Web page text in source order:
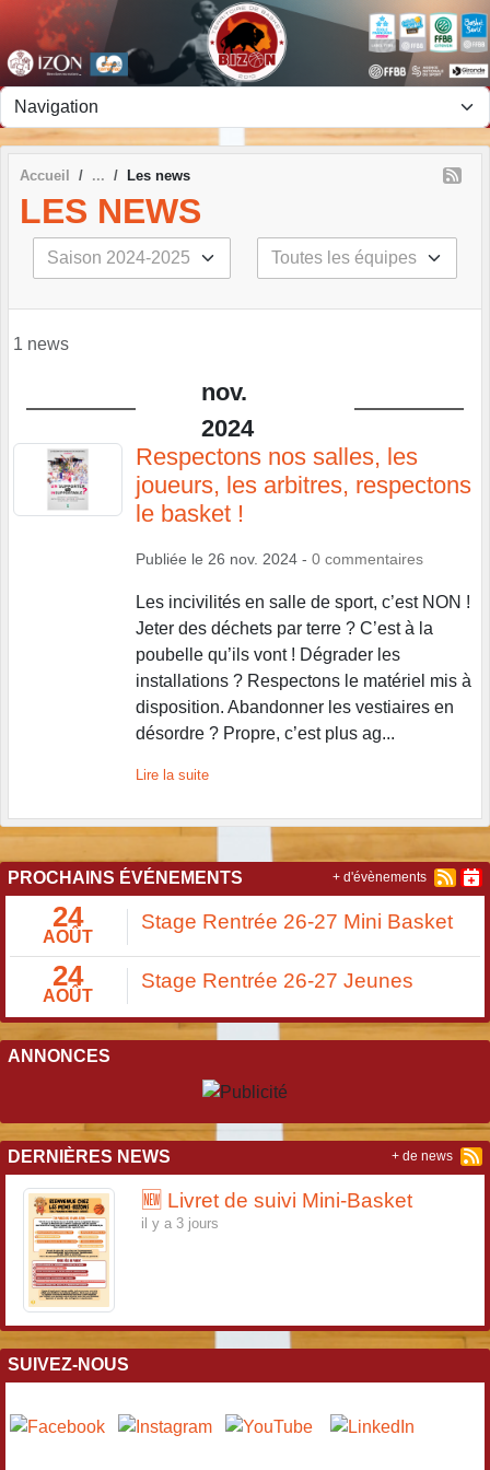
Accueil Les news
LES NEWS
1 news
nov.
2024
Respectons nos salles, les
joueurs, les arbitres, respectons
le basket !
Publiée le 26 nov. 2024 - 0 commentaires
Les incivilités en salle de sport, c’est NON !
Jeter des déchets par terre ? C’est à la
poubelle qu’ils vont ! Dégrader les
installations ? Respectons le matériel mis à
disposition. Abandonner les vestiaires en
désordre ? Propre, c’est plus ag...
Lire la suite
PROCHAINS ÉVÉNEMENTS
24
AOÛT
Stage Rentrée 26-27 Mini Basket
24
AOÛT
Stage Rentrée 26-27 Jeunes
+ d'évènements
ANNONCES
DERNIÈRES NEWS
🆕 Livret de suivi Mini-Basket
il y a 3 jours
+ de news
SUIVEZ-NOUS
Panneau de gestion des cookies